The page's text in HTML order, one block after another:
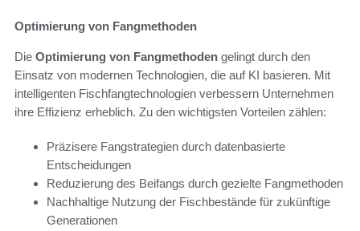
Optimierung von Fangmethoden
Die Optimierung von Fangmethoden gelingt durch den
Einsatz von modernen Technologien, die auf KI basieren. Mit
intelligenten Fischfangtechnologien verbessern Unternehmen
ihre Effizienz erheblich. Zu den wichtigsten Vorteilen zählen:
Präzisere Fangstrategien durch datenbasierte
Entscheidungen
Reduzierung des Beifangs durch gezielte Fangmethoden
Nachhaltige Nutzung der Fischbestände für zukünftige
Generationen